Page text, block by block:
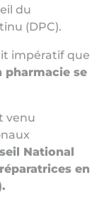
du
(DPC).
impératif que
pharmacie se
venu
National
en